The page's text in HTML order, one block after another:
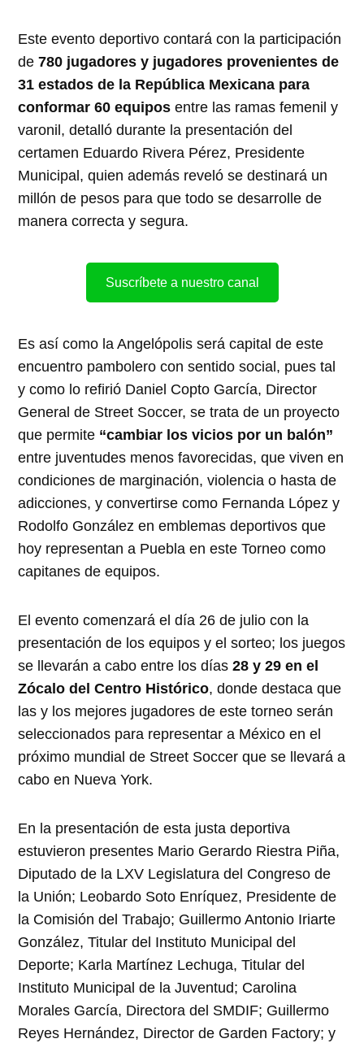
Este evento deportivo contará con la participación
de 780 jugadores y jugadores provenientes de
31 estados de la República Mexicana para
conformar 60 equipos entre las ramas femenil y
varonil, detalló durante la presentación del
certamen Eduardo Rivera Pérez, Presidente
Municipal, quien además reveló se destinará un
millón de pesos para que todo se desarrolle de
manera correcta y segura.
Suscríbete a nuestro canal
Es así como la Angelópolis será capital de este
encuentro pambolero con sentido social, pues tal
y como lo refirió Daniel Copto García, Director
General de Street Soccer, se trata de un proyecto
que permite “cambiar los vicios por un balón”
entre juventudes menos favorecidas, que viven en
condiciones de marginación, violencia o hasta de
adicciones, y convertirse como Fernanda López y
Rodolfo González en emblemas deportivos que
hoy representan a Puebla en este Torneo como
capitanes de equipos.
El evento comenzará el día 26 de julio con la
presentación de los equipos y el sorteo; los juegos
se llevarán a cabo entre los días28 y 29 en el
Zócalo del Centro Histórico, donde destaca que
las y los mejores jugadores de este torneo serán
seleccionados para representar a México en el
próximo mundial de Street Soccer que se llevará a
cabo en Nueva York.
En la presentación de esta justa deportiva
estuvieron presentes Mario Gerardo Riestra Piña,
Diputado de la LXV Legislatura del Congreso de
la Unión; Leobardo Soto Enríquez, Presidente de
la Comisión del Trabajo; Guillermo Antonio Iriarte
González, Titular del Instituto Municipal del
Deporte; Karla Martínez Lechuga, Titular del
Instituto Municipal de la Juventud; Carolina
Morales García, Directora del SMDIF; Guillermo
Reyes Hernández, Director de Garden Factory; y